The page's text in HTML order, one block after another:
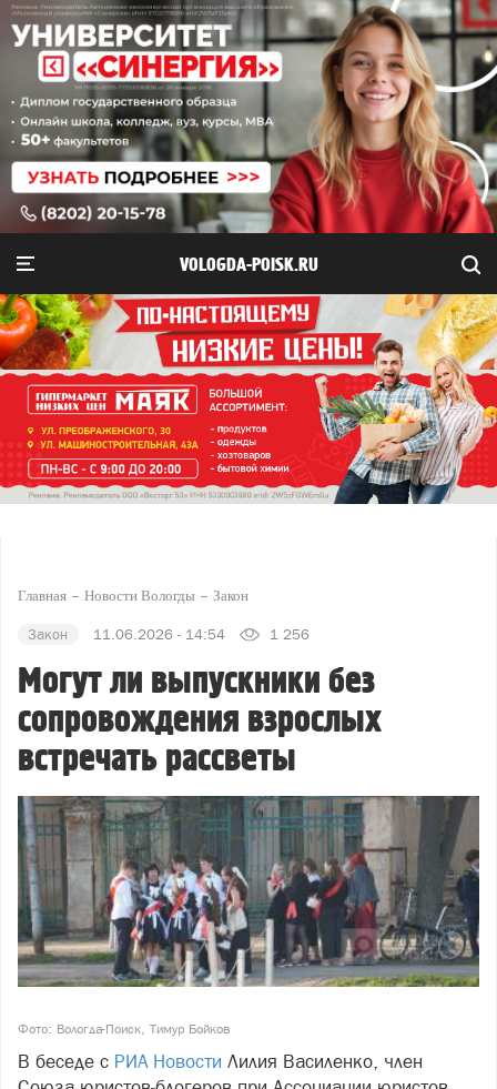
VOLOGDA-POISK.RU
Главная Новости Вологды Закон
Закон 11.06.2026 - 14:54 1 256
Могут ли выпускники без
сопровождения взрослых
встречать рассветы
Фото: Вологда-Поиск, Тимур Бойков
В беседе с РИА Новости Лилия Василенко, член